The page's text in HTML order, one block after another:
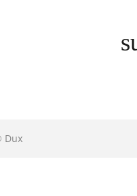
Dux